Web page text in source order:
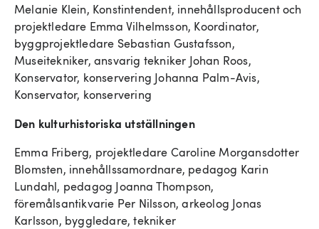
Melanie Klein, Konstintendent, innehållsproducent och
projektledare Emma Vilhelmsson, Koordinator,
byggprojektledare Sebastian Gustafsson,
Museitekniker, ansvarig tekniker Johan Roos,
Konservator, konservering Johanna Palm-Avis,
Konservator, konservering
Den kulturhistoriska utställningen
Emma Friberg, projektledare Caroline Morgansdotter
Blomsten, innehållssamordnare, pedagog Karin
Lundahl, pedagog Joanna Thompson,
föremålsantikvarie Per Nilsson, arkeolog Jonas
Karlsson, byggledare, tekniker